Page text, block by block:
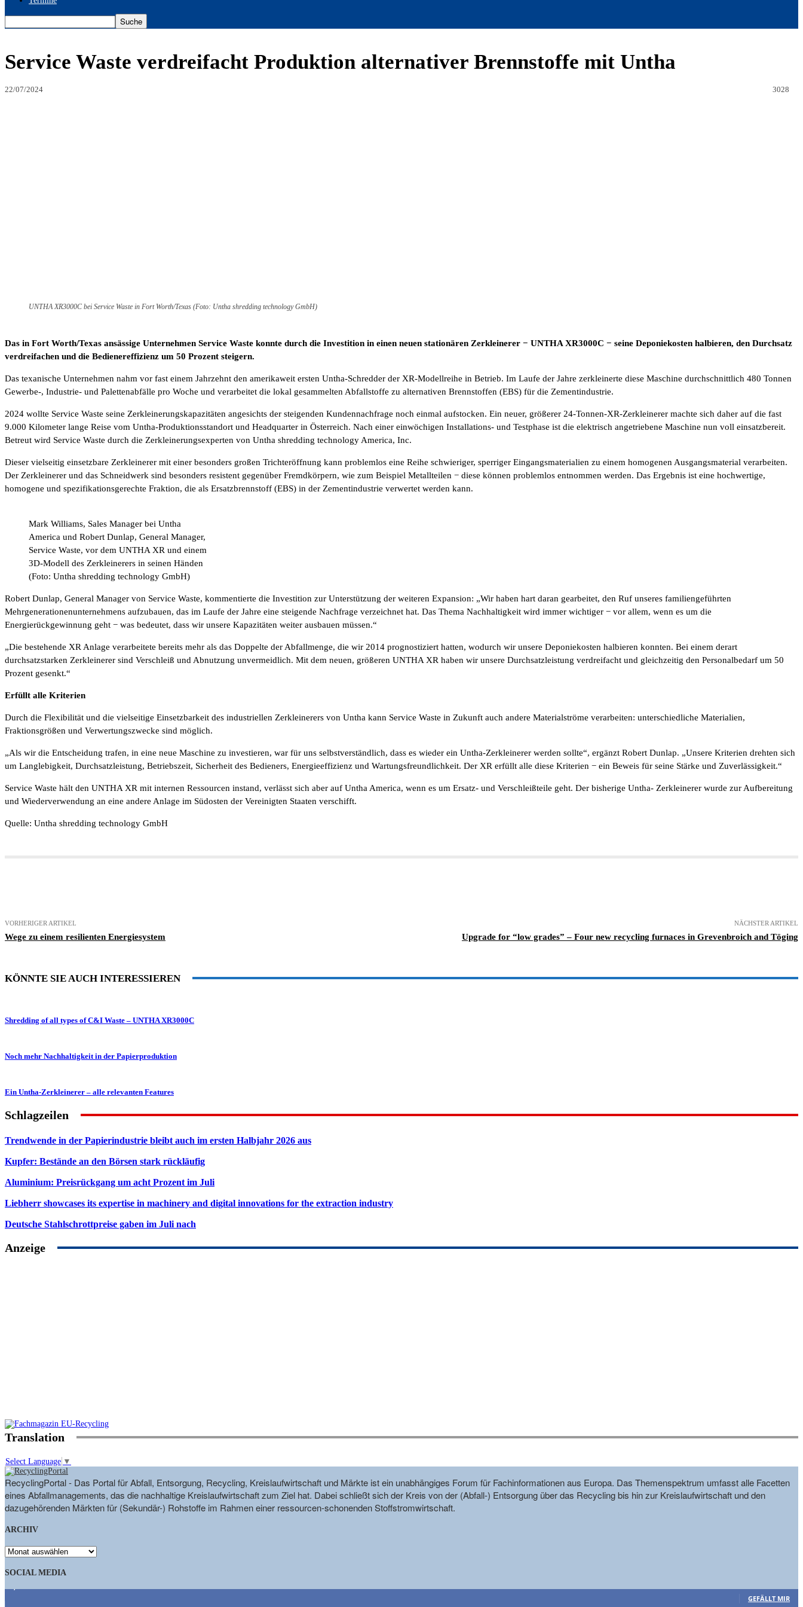
Service Waste verdreifacht Produktion alternativer Brennstoffe mit Untha
22/07/2024 3028
UNTHA XR3000C bei Service Waste in Fort Worth/Texas (Foto: Untha shredding technology GmbH)
Das in Fort Worth/Texas ansässige Unternehmen Service Waste konnte durch die Investition in einen neuen stationären Zerkleinerer − UNTHA XR3000C − seine Deponiekosten halbieren, den Durchsatz
verdreifachen und die Bedienereffizienz um 50 Prozent steigern.
Das texanische Unternehmen nahm vor fast einem Jahrzehnt den amerikaweit ersten Untha-Schredder der XR-Modellreihe in Betrieb. Im Laufe der Jahre zerkleinerte diese Maschine durchschnittlich 480 Tonnen
Gewerbe-, Industrie- und Palettenabfälle pro Woche und verarbeitet die lokal gesammelten Abfallstoffe zu alternativen Brennstoffen (EBS) für die Zementindustrie.
2024 wollte Service Waste seine Zerkleinerungskapazitäten angesichts der steigenden Kundennachfrage noch einmal aufstocken. Ein neuer, größerer 24-Tonnen-XR-Zerkleinerer machte sich daher auf die fast
9.000 Kilometer lange Reise vom Untha-Produktionsstandort und Headquarter in Österreich. Nach einer einwöchigen Installations- und Testphase ist die elektrisch angetriebene Maschine nun voll einsatzbereit.
Betreut wird Service Waste durch die Zerkleinerungsexperten von Untha shredding technology America, Inc.
Dieser vielseitig einsetzbare Zerkleinerer mit einer besonders großen Trichteröffnung kann problemlos eine Reihe schwieriger, sperriger Eingangsmaterialien zu einem homogenen Ausgangsmaterial verarbeiten.
Der Zerkleinerer und das Schneidwerk sind besonders resistent gegenüber Fremdkörpern, wie zum Beispiel Metallteilen − diese können problemlos entnommen werden. Das Ergebnis ist eine hochwertige,
homogene und spezifikationsgerechte Fraktion, die als Ersatzbrennstoff (EBS) in der Zementindustrie verwertet werden kann.
Mark Williams, Sales Manager bei Untha
America und Robert Dunlap, General Manager,
Service Waste, vor dem UNTHA XR und einem
3D-Modell des Zerkleinerers in seinen Händen
(Foto: Untha shredding technology GmbH)
Robert Dunlap, General Manager von Service Waste, kommentierte die Investition zur Unterstützung der weiteren Expansion: „Wir haben hart daran gearbeitet, den Ruf unseres familiengeführten
Mehrgenerationenunternehmens aufzubauen, das im Laufe der Jahre eine steigende Nachfrage verzeichnet hat. Das Thema Nachhaltigkeit wird immer wichtiger − vor allem, wenn es um die
Energierückgewinnung geht − was bedeutet, dass wir unsere Kapazitäten weiter ausbauen müssen.“
„Die bestehende XR Anlage verarbeitete bereits mehr als das Doppelte der Abfallmenge, die wir 2014 prognostiziert hatten, wodurch wir unsere Deponiekosten halbieren konnten. Bei einem derart
durchsatzstarken Zerkleinerer sind Verschleiß und Abnutzung unvermeidlich. Mit dem neuen, größeren UNTHA XR haben wir unsere Durchsatzleistung verdreifacht und gleichzeitig den Personalbedarf um 50
Prozent gesenkt.“
Erfüllt alle Kriterien
Durch die Flexibilität und die vielseitige Einsetzbarkeit des industriellen Zerkleinerers von Untha kann Service Waste in Zukunft auch andere Materialströme verarbeiten: unterschiedliche Materialien,
Fraktionsgrößen und Verwertungszwecke sind möglich.
„Als wir die Entscheidung trafen, in eine neue Maschine zu investieren, war für uns selbstverständlich, dass es wieder ein Untha-Zerkleinerer werden sollte“, ergänzt Robert Dunlap. „Unsere Kriterien drehten sich
um Langlebigkeit, Durchsatzleistung, Betriebszeit, Sicherheit des Bedieners, Energieeffizienz und Wartungsfreundlichkeit. Der XR erfüllt alle diese Kriterien − ein Beweis für seine Stärke und Zuverlässigkeit.“
Service Waste hält den UNTHA XR mit internen Ressourcen instand, verlässt sich aber auf Untha America, wenn es um Ersatz- und Verschleißteile geht. Der bisherige Untha- Zerkleinerer wurde zur Aufbereitung
und Wiederverwendung an eine andere Anlage im Südosten der Vereinigten Staaten verschifft.
Quelle: Untha shredding technology GmbH
VORHERIGER ARTIKEL
Wege zu einem resilienten Energiesystem
NÄCHSTER ARTIKEL
Upgrade for “low grades” – Four new recycling furnaces in Grevenbroich and Töging
KÖNNTE SIE AUCH INTERESSIEREN
Shredding of all types of C&I Waste – UNTHA XR3000C
Noch mehr Nachhaltigkeit in der Papierproduktion
Ein Untha-Zerkleinerer – alle relevanten Features
Schlagzeilen
Trendwende in der Papierindustrie bleibt auch im ersten Halbjahr 2026 aus
Kupfer: Bestände an den Börsen stark rückläufig
Aluminium: Preisrückgang um acht Prozent im Juli
Liebherr showcases its expertise in machinery and digital innovations for the extraction industry
Deutsche Stahlschrottpreise gaben im Juli nach
Anzeige
Translation
Select Language ▼
RecyclingPortal - Das Portal für Abfall, Entsorgung, Recycling, Kreislaufwirtschaft und Märkte ist ein unabhängiges Forum für Fachinformationen aus Europa. Das Themenspektrum umfasst alle Facetten
eines Abfallmanagements, das die nachhaltige Kreislaufwirtschaft zum Ziel hat. Dabei schließt sich der Kreis von der (Abfall-) Entsorgung über das Recycling bis hin zur Kreislaufwirtschaft und den
dazugehörenden Märkten für (Sekundär-) Rohstoffe im Rahmen einer ressourcen-schonenden Stoffstromwirtschaft.
ARCHIV
ARCHIV
SOCIAL MEDIA
GEFÄLLT MIR